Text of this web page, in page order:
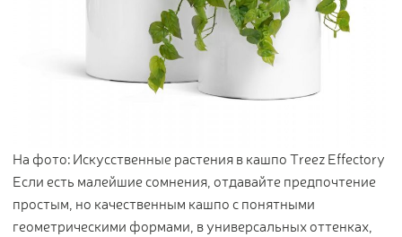
На фото: Искусственные растения в кашпо Treez Effectory
Если есть малейшие сомнения, отдавайте предпочтение
простым, но качественным кашпо с понятными
геометрическими формами, в универсальных оттенках,